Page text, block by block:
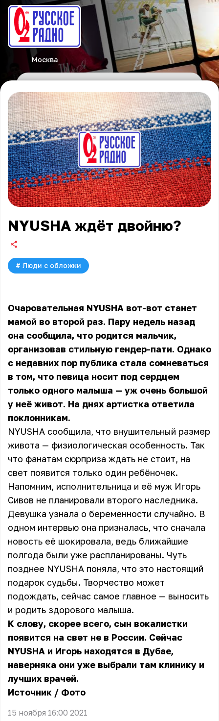
Москва
NYUSHA ждёт двойню?
# Люди с обложки
Очаровательная NYUSHA вот-вот станет
мамой во второй раз. Пару недель назад
она сообщила, что родится мальчик,
организовав стильную гендер-пати. Однако
с недавних пор публика стала сомневаться
в том, что певица носит под сердцем
только одного малыша — уж очень большой
у неё живот. На днях артистка ответила
поклонникам.
NYUSHA сообщила, что внушительный размер
живота — физиологическая особенность. Так
что фанатам сюрприза ждать не стоит, на
свет появится только один ребёночек.
Напомним, исполнительница и её муж Игорь
Сивов не планировали второго наследника.
Девушка узнала о беременности случайно. В
одном интервью она призналась, что сначала
новость её шокировала, ведь ближайшие
полгода были уже распланированы. Чуть
позднее NYUSHA поняла, что это настоящий
подарок судьбы. Творчество может
подождать, сейчас самое главное — выносить
и родить здорового малыша.
К слову, скорее всего, сын вокалистки
появится на свет не в России. Сейчас
NYUSHA и Игорь находятся в Дубае,
наверняка они уже выбрали там клинику и
лучших врачей.
Источник / Фото
15 ноября 16:00 2021